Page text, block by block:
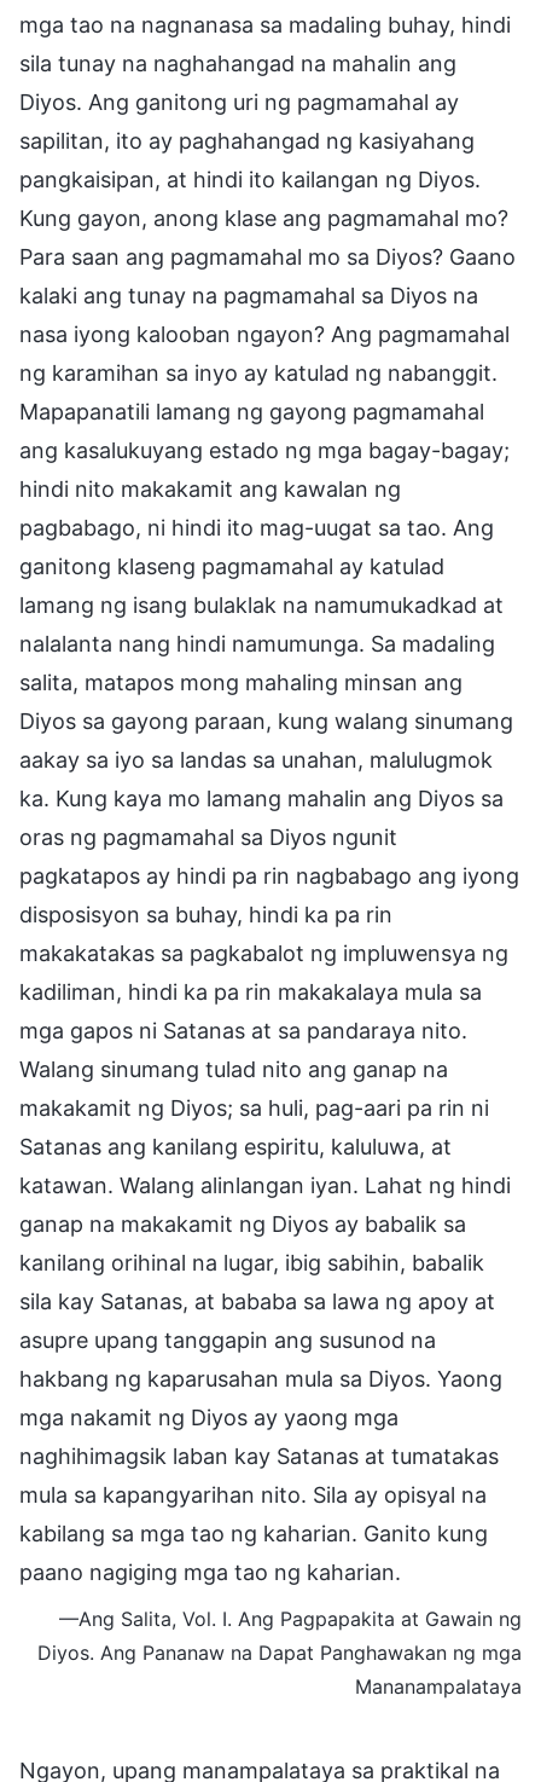
mga tao na nagnanasa sa madaling buhay, hindi
sila tunay na naghahangad na mahalin ang
Diyos. Ang ganitong uri ng pagmamahal ay
sapilitan, ito ay paghahangad ng kasiyahang
pangkaisipan, at hindi ito kailangan ng Diyos.
Kung gayon, anong klase ang pagmamahal mo?
Para saan ang pagmamahal mo sa Diyos? Gaano
kalaki ang tunay na pagmamahal sa Diyos na
nasa iyong kalooban ngayon? Ang pagmamahal
ng karamihan sa inyo ay katulad ng nabanggit.
Mapapanatili lamang ng gayong pagmamahal
ang kasalukuyang estado ng mga bagay-bagay;
hindi nito makakamit ang kawalan ng
pagbabago, ni hindi ito mag-uugat sa tao. Ang
ganitong klaseng pagmamahal ay katulad
lamang ng isang bulaklak na namumukadkad at
nalalanta nang hindi namumunga. Sa madaling
salita, matapos mong mahaling minsan ang
Diyos sa gayong paraan, kung walang sinumang
aakay sa iyo sa landas sa unahan, malulugmok
ka. Kung kaya mo lamang mahalin ang Diyos sa
oras ng pagmamahal sa Diyos ngunit
pagkatapos ay hindi pa rin nagbabago ang iyong
disposisyon sa buhay, hindi ka pa rin
makakatakas sa pagkabalot ng impluwensya ng
kadiliman, hindi ka pa rin makakalaya mula sa
mga gapos ni Satanas at sa pandaraya nito.
Walang sinumang tulad nito ang ganap na
makakamit ng Diyos; sa huli, pag-aari pa rin ni
Satanas ang kanilang espiritu, kaluluwa, at
katawan. Walang alinlangan iyan. Lahat ng hindi
ganap na makakamit ng Diyos ay babalik sa
kanilang orihinal na lugar, ibig sabihin, babalik
sila kay Satanas, at bababa sa lawa ng apoy at
asupre upang tanggapin ang susunod na
hakbang ng kaparusahan mula sa Diyos. Yaong
mga nakamit ng Diyos ay yaong mga
naghihimagsik laban kay Satanas at tumatakas
mula sa kapangyarihan nito. Sila ay opisyal na
kabilang sa mga tao ng kaharian. Ganito kung
paano nagiging mga tao ng kaharian.
—Ang Salita, Vol. I. Ang Pagpapakita at Gawain ng
Diyos. Ang Pananaw na Dapat Panghawakan ng mga
Mananampalataya
Ngayon, upang manampalataya sa praktikal na